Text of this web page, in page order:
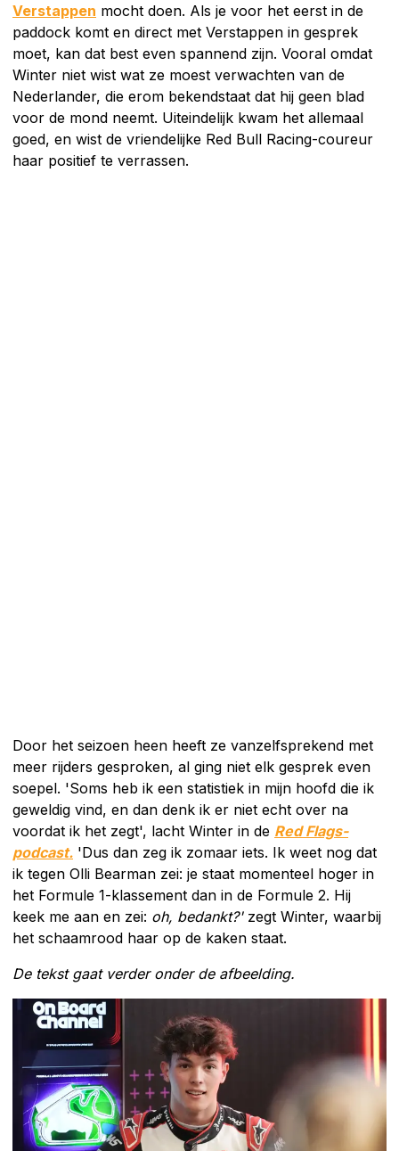
Verstappen mocht doen. Als je voor het eerst in de
paddock komt en direct met Verstappen in gesprek
moet, kan dat best even spannend zijn. Vooral omdat
Winter niet wist wat ze moest verwachten van de
Nederlander, die erom bekendstaat dat hij geen blad
voor de mond neemt. Uiteindelijk kwam het allemaal
goed, en wist de vriendelijke Red Bull Racing-coureur
haar positief te verrassen.
Door het seizoen heen heeft ze vanzelfsprekend met
meer rijders gesproken, al ging niet elk gesprek even
soepel. 'Soms heb ik een statistiek in mijn hoofd die ik
geweldig vind, en dan denk ik er niet echt over na
voordat ik het zegt', lacht Winter in de Red Flags-
podcast. 'Dus dan zeg ik zomaar iets. Ik weet nog dat
ik tegen Olli Bearman zei: je staat momenteel hoger in
het Formule 1-klassement dan in de Formule 2. Hij
keek me aan en zei: oh, bedankt?'zegt Winter, waarbij
het schaamrood haar op de kaken staat.
De tekst gaat verder onder de afbeelding.